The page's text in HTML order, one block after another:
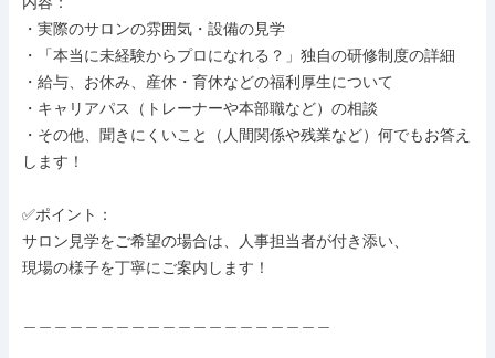
・実際のサロンの雰囲気・設備の見学
・「本当に未経験からプロになれる？」独自の研修制度の詳細
・給与、お休み、産休・育休などの福利厚生について
・キャリアパス（トレーナーや本部職など）の相談
・その他、聞きにくいこと（人間関係や残業など）何でもお答え
します！
✅ポイント：
サロン見学をご希望の場合は、人事担当者が付き添い、
現場の様子を丁寧にご案内します！